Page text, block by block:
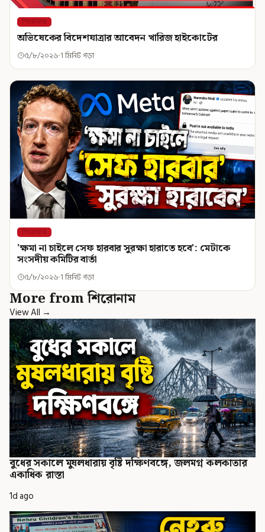
শিরোনাম
অভিষেকের বিদেশযাত্রার আবেদন খারিজ হাইকোর্টের
৫/৮/২০২৬ 1 মিনিট পড়া
শিরোনাম
'ক্ষমা না চাইলে সেফ হারবার সুরক্ষা হারাতে হবে': মেটাকে
সংসদীয় কমিটির বার্তা
৫/৮/২০২৬ 1 মিনিট পড়া
More from শিরোনাম
View All →
বুধের সকালে মুষলধারায় বৃষ্টি দক্ষিণবঙ্গে, জলমগ্ন কলকাতার
একাধিক রাস্তা
1d ago